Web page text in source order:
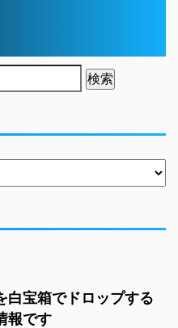
白宝箱でドロップする
報です